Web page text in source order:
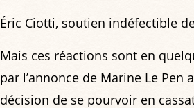
Éric Ciotti, soutien indéfectible
Mais ces réactions sont en
par l’annonce de Marine Le Pen
décision de se pourvoir en